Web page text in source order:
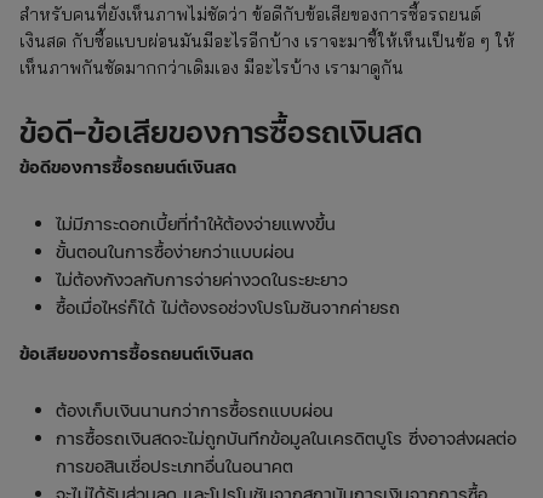
สำหรับคนที่ยังเห็นภาพไม่ชัดว่า ข้อดีกับข้อเสียของการซื้อรถยนต์
เงินสด กับซื้อแบบผ่อนมันมีอะไรอีกบ้าง เราจะมาชี้ให้เห็นเป็นข้อ ๆ ให้
เห็นภาพกันชัดมากกว่าเดิมเอง มีอะไรบ้าง เรามาดูกัน
ข้อดี-ข้อเสียของการซื้อรถเงินสด
ข้อดีของการซื้อรถยนต์เงินสด
ไม่มีภาระดอกเบี้ยที่ทำให้ต้องจ่ายแพงขึ้น
ขั้นตอนในการซื้อง่ายกว่าแบบผ่อน
ไม่ต้องกังวลกับการจ่ายค่างวดในระยะยาว
ซื้อเมื่อไหร่ก็ได้ ไม่ต้องรอช่วงโปรโมชันจากค่ายรถ
ข้อเสียของการซื้อรถยนต์เงินสด
ต้องเก็บเงินนานกว่าการซื้อรถแบบผ่อน
การซื้อรถเงินสดจะไม่ถูกบันทึกข้อมูลในเครดิตบูโร ซึ่งอาจส่งผลต่อ
การขอสินเชื่อประเภทอื่นในอนาคต